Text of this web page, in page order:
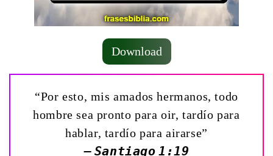
Download
“Por esto, mis amados hermanos, todo
hombre sea pronto para oir, tardío para
hablar, tardío para airarse”
— Santiago 1:19